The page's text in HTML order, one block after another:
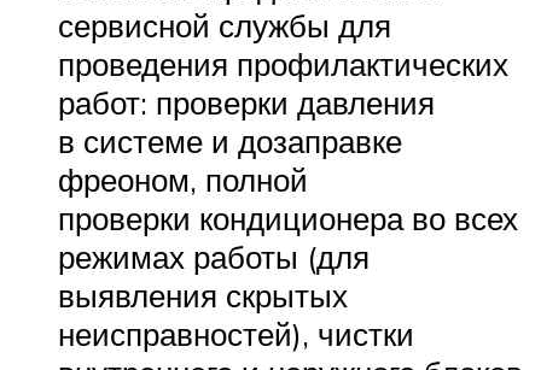
сервисной службы для
проведения профилактических
работ: проверки давления
в системе и дозаправке
фреоном, полной
проверки кондиционера во всех
режимах работы (для
выявления скрытых
неисправностей), чистки